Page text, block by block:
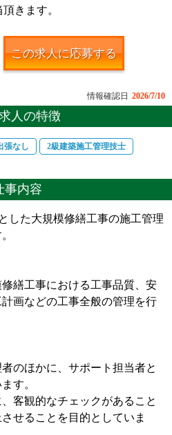
きます。
この求人に応募する
情報確認日 2026/7/10
人の特徴
張なし 2級建築施工管理技士
事内容
した大規模修繕工事の施工管理
繕工事における工事品質、安
画などの工事全般の管理を行
のほかに、サポート担当者と
す。
客観的なチェックがあること
せることを目的としていま